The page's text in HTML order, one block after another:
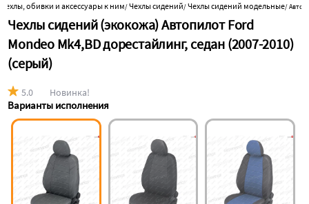
обивки и аксессуары к ним/Чехлы сидений/Чехлы сидений модельные/
Чехлы сидений (экокожа) Автопилот Ford
Mondeo Mk4,BD дорестайлинг, седан (2007-2010)
(серый)
5.0 Новинка!
Варианты исполнения